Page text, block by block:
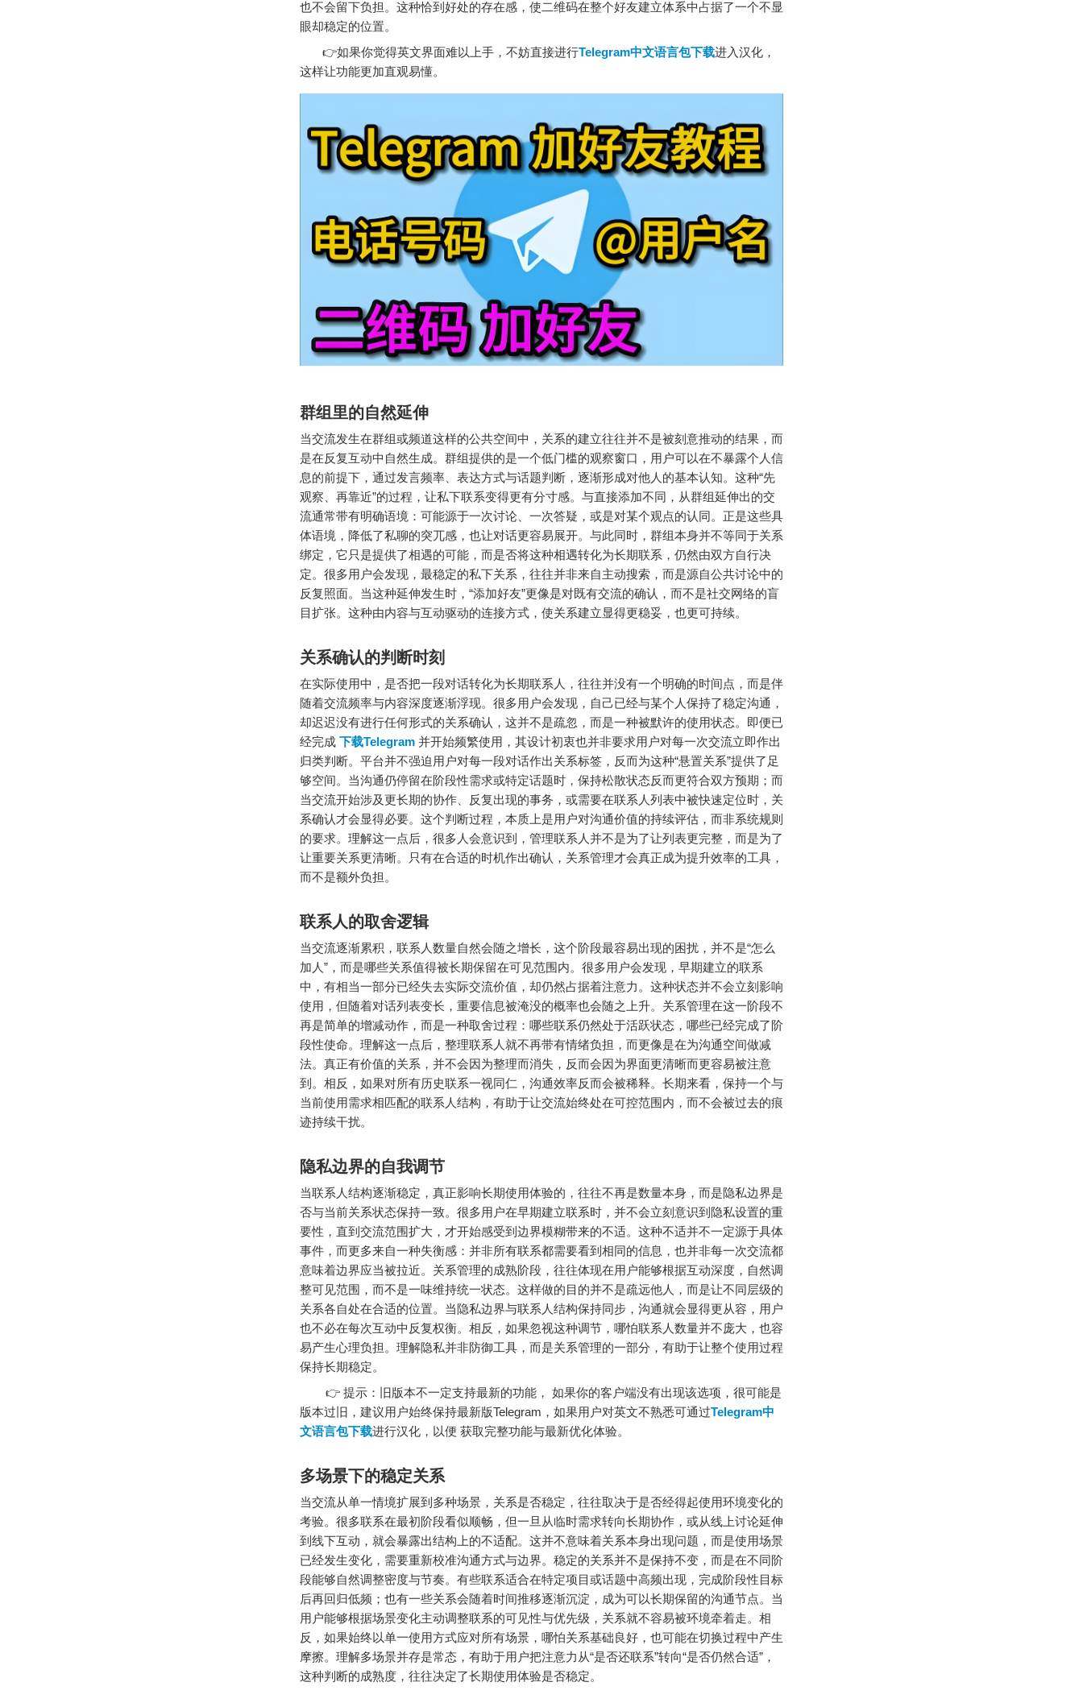
也不会留下负担。这种恰到好处的存在感，使二维码在整个好友建立体系中占据了一个不显
眼却稳定的位置。
👉如果你觉得英文界面难以上手，不妨直接进行Telegram中文语言包下载进入汉化，
这样让功能更加直观易懂。
群组里的自然延伸
当交流发生在群组或频道这样的公共空间中，关系的建立往往并不是被刻意推动的结果，而
是在反复互动中自然生成。群组提供的是一个低门槛的观察窗口，用户可以在不暴露个人信
息的前提下，通过发言频率、表达方式与话题判断，逐渐形成对他人的基本认知。这种“先
观察、再靠近”的过程，让私下联系变得更有分寸感。与直接添加不同，从群组延伸出的交
流通常带有明确语境：可能源于一次讨论、一次答疑，或是对某个观点的认同。正是这些具
体语境，降低了私聊的突兀感，也让对话更容易展开。与此同时，群组本身并不等同于关系
绑定，它只是提供了相遇的可能，而是否将这种相遇转化为长期联系，仍然由双方自行决
定。很多用户会发现，最稳定的私下关系，往往并非来自主动搜索，而是源自公共讨论中的
反复照面。当这种延伸发生时，“添加好友”更像是对既有交流的确认，而不是社交网络的盲
目扩张。这种由内容与互动驱动的连接方式，使关系建立显得更稳妥，也更可持续。
关系确认的判断时刻
在实际使用中，是否把一段对话转化为长期联系人，往往并没有一个明确的时间点，而是伴
随着交流频率与内容深度逐渐浮现。很多用户会发现，自己已经与某个人保持了稳定沟通，
却迟迟没有进行任何形式的关系确认，这并不是疏忽，而是一种被默许的使用状态。即便已
经完成 下载Telegram 并开始频繁使用，其设计初衷也并非要求用户对每一次交流立即作出
归类判断。平台并不强迫用户对每一段对话作出关系标签，反而为这种“悬置关系”提供了足
够空间。当沟通仍停留在阶段性需求或特定话题时，保持松散状态反而更符合双方预期；而
当交流开始涉及更长期的协作、反复出现的事务，或需要在联系人列表中被快速定位时，关
系确认才会显得必要。这个判断过程，本质上是用户对沟通价值的持续评估，而非系统规则
的要求。理解这一点后，很多人会意识到，管理联系人并不是为了让列表更完整，而是为了
让重要关系更清晰。只有在合适的时机作出确认，关系管理才会真正成为提升效率的工具，
而不是额外负担。
联系人的取舍逻辑
当交流逐渐累积，联系人数量自然会随之增长，这个阶段最容易出现的困扰，并不是“怎么
加人”，而是哪些关系值得被长期保留在可见范围内。很多用户会发现，早期建立的联系
中，有相当一部分已经失去实际交流价值，却仍然占据着注意力。这种状态并不会立刻影响
使用，但随着对话列表变长，重要信息被淹没的概率也会随之上升。关系管理在这一阶段不
再是简单的增减动作，而是一种取舍过程：哪些联系仍然处于活跃状态，哪些已经完成了阶
段性使命。理解这一点后，整理联系人就不再带有情绪负担，而更像是在为沟通空间做减
法。真正有价值的关系，并不会因为整理而消失，反而会因为界面更清晰而更容易被注意
到。相反，如果对所有历史联系一视同仁，沟通效率反而会被稀释。长期来看，保持一个与
当前使用需求相匹配的联系人结构，有助于让交流始终处在可控范围内，而不会被过去的痕
迹持续干扰。
隐私边界的自我调节
当联系人结构逐渐稳定，真正影响长期使用体验的，往往不再是数量本身，而是隐私边界是
否与当前关系状态保持一致。很多用户在早期建立联系时，并不会立刻意识到隐私设置的重
要性，直到交流范围扩大，才开始感受到边界模糊带来的不适。这种不适并不一定源于具体
事件，而更多来自一种失衡感：并非所有联系都需要看到相同的信息，也并非每一次交流都
意味着边界应当被拉近。关系管理的成熟阶段，往往体现在用户能够根据互动深度，自然调
整可见范围，而不是一味维持统一状态。这样做的目的并不是疏远他人，而是让不同层级的
关系各自处在合适的位置。当隐私边界与联系人结构保持同步，沟通就会显得更从容，用户
也不必在每次互动中反复权衡。相反，如果忽视这种调节，哪怕联系人数量并不庞大，也容
易产生心理负担。理解隐私并非防御工具，而是关系管理的一部分，有助于让整个使用过程
保持长期稳定。
👉 提示：旧版本不一定支持最新的功能， 如果你的客户端没有出现该选项，很可能是
版本过旧，建议用户始终保持最新版Telegram，如果用户对英文不熟悉可通过Telegram中
文语言包下载进行汉化，以便 获取完整功能与最新优化体验。
多场景下的稳定关系
当交流从单一情境扩展到多种场景，关系是否稳定，往往取决于是否经得起使用环境变化的
考验。很多联系在最初阶段看似顺畅，但一旦从临时需求转向长期协作，或从线上讨论延伸
到线下互动，就会暴露出结构上的不适配。这并不意味着关系本身出现问题，而是使用场景
已经发生变化，需要重新校准沟通方式与边界。稳定的关系并不是保持不变，而是在不同阶
段能够自然调整密度与节奏。有些联系适合在特定项目或话题中高频出现，完成阶段性目标
后再回归低频；也有一些关系会随着时间推移逐渐沉淀，成为可以长期保留的沟通节点。当
用户能够根据场景变化主动调整联系的可见性与优先级，关系就不容易被环境牵着走。相
反，如果始终以单一使用方式应对所有场景，哪怕关系基础良好，也可能在切换过程中产生
摩擦。理解多场景并存是常态，有助于用户把注意力从“是否还联系”转向“是否仍然合适”，
这种判断的成熟度，往往决定了长期使用体验是否稳定。